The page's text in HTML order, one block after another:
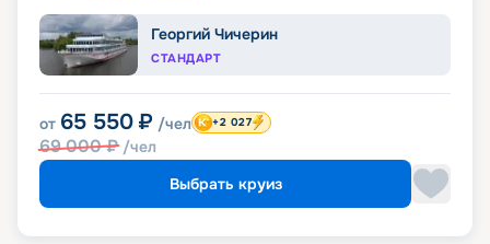
Георгий Чичерин
СТАНДАРТ
от 65 550 ₽ /чел
69 000₽ /чел
+2 027
Выбрать круиз